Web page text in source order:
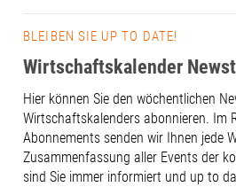
BLEIBEN SIE UP TO DATE!
Wirtschaftskalender
Hier können Sie den wöchentlichen
Wirtschaftskalenders abonnieren. Im
Abonnements senden wir Ihnen jede
Zusammenfassung aller Events der
sind Sie immer informiert und up to